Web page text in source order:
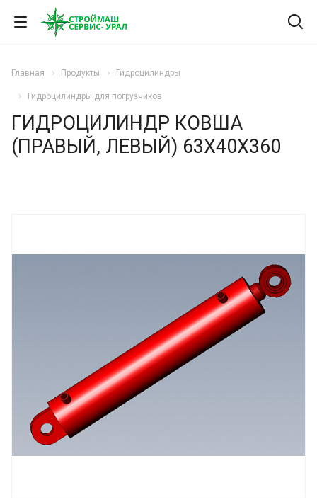
Главная Продукты Гидроцилиндры
Гидроцилиндры для погрузчиков
ГИДРОЦИЛИНДР КОВША
(ПРАВЫЙ, ЛЕВЫЙ) 63Х40Х360